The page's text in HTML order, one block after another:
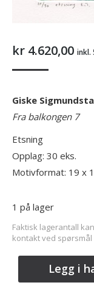
kr 4.620,00 inkl.
Giske
Fra balkongen 7
Etsning
Opplag: 30 eks.
Motivformat: 19 x
1 på lager
Faktisk lagerantall
kontakt ved
Legg i